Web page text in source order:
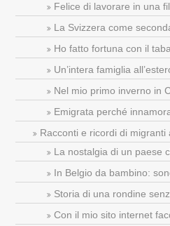
Felice di lavorare in una
La Svizzera come
Ho fatto fortuna con il
Un’intera famiglia
Nel mio primo inverno in
Emigrata perché
Racconti e ricordi di migranti
La nostalgia di un paese
In Belgio da bambino:
Storia di una rondine
Con il mio sito internet